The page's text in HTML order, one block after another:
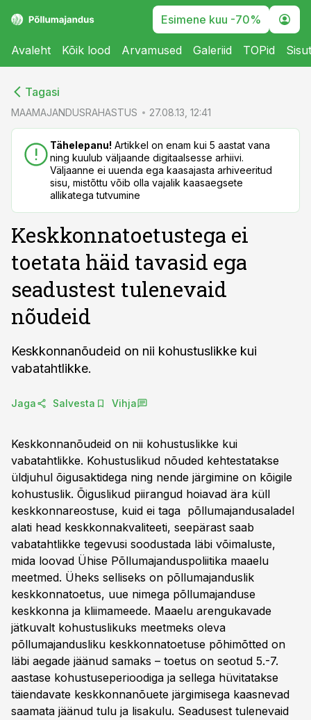
Esimene kuu -70%
Avaleht Kõik lood Arvamused Galeriid TOPid
Tagasi
MAAMAJANDUSRAHASTUS 27.08.13, 12:41
Tähelepanu! Artikkel on enam kui 5 aastat vana
ning kuulub väljaande digitaalsesse arhiivi.
Väljaanne ei uuenda ega kaasajasta arhiveeritud
sisu, mistõttu võib olla vajalik kaasaegsete
allikatega tutvumine
Keskkonnatoetustega ei
toetata häid tavasid ega
seadustest tulenevaid
nõudeid
Keskkonnanõudeid on nii kohustuslikke kui
vabatahtlikke.
Jaga Salvesta Vihja
Keskkonnanõudeid on nii kohustuslikke kui
vabatahtlikke. Kohustuslikud nõuded kehtestatakse
üldjuhul õigusaktidega ning nende järgimine on kõigile
kohustuslik. Õiguslikud piirangud hoiavad ära küll
keskkonnareostuse, kuid ei taga põllumajandusaladel
alati head keskkonnakvaliteeti, seepärast saab
vabatahtlikke tegevusi soodustada läbi võimaluste,
mida loovad Ühise Põllumajanduspoliitika maaelu
meetmed. Üheks selliseks on põllumajanduslik
keskkonnatoetus, uue nimega põllumajanduse
keskkonna ja kliimameede. Maaelu arengukavade
jätkuvalt kohustuslikuks meetmeks oleva
põllumajandusliku keskkonnatoetuse põhimõtted on
läbi aegade jäänud samaks – toetus on seotud 5.-7.
aastase kohustuseperioodiga ja sellega hüvitatakse
täiendavate keskkonnanõuete järgimisega kaasnevad
saamata jäänud tulu ja lisakulu. Seadusest tulenevaid